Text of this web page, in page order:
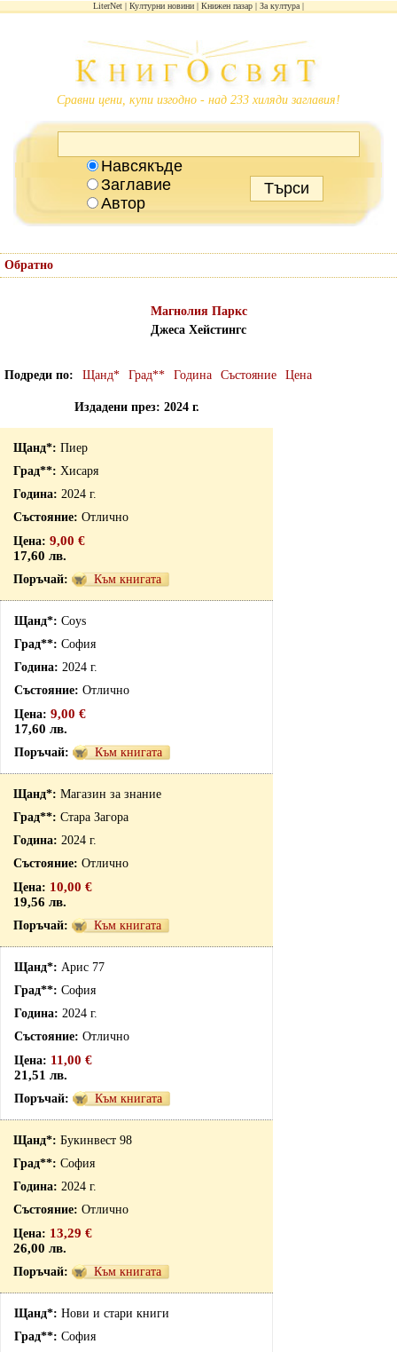
LiterNet Културни новини Книжен пазар За култура
Сравни цени, купи изгодно - над 233 хиляди заглавия!
Навсякъде
Заглавие
Автор
Обратно
Магнолия Паркс
Джеса Хейстингс
Подреди по Щанд* Град** Година Състояние Цена
Издадени през: 2024 г.
Пиер
Хисаря
2024 г.
Отлично
9,00 €
17,60 лв.
Към книгата
Coys
София
2024 г.
Отлично
9,00 €
17,60 лв.
Към книгата
Магазин за знание
Стара Загора
2024 г.
Отлично
10,00 €
19,56 лв.
Към книгата
Арис 77
София
2024 г.
Отлично
11,00 €
21,51 лв.
Към книгата
Букинвест 98
София
2024 г.
Отлично
13,29 €
26,00 лв.
Към книгата
Нови и стари книги
София